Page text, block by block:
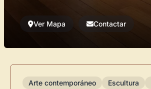
Ver Mapa Contactar
Arte contemporáneo Escultura